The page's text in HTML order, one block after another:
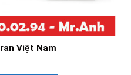
Việt Nam